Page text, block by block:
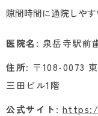
隙間時間に通院しやす
医院名 : 泉岳寺駅前
住所: 〒108-0073
三田ビル1階
公式サイト :